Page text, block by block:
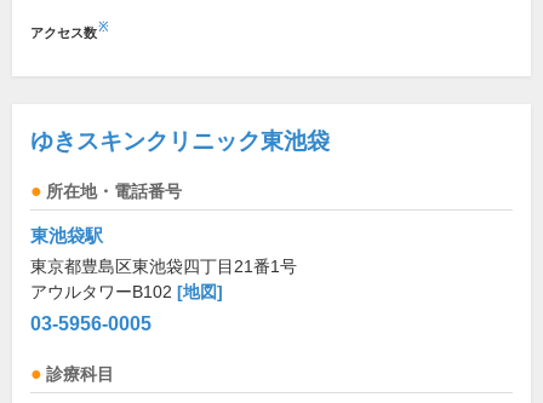
アクセス数※
ゆきスキンクリニック東池袋
所在地・電話番号
東池袋駅
東京都豊島区東池袋四丁目21番1号
アウルタワーB102 [地図]
03-5956-0005
診療科目